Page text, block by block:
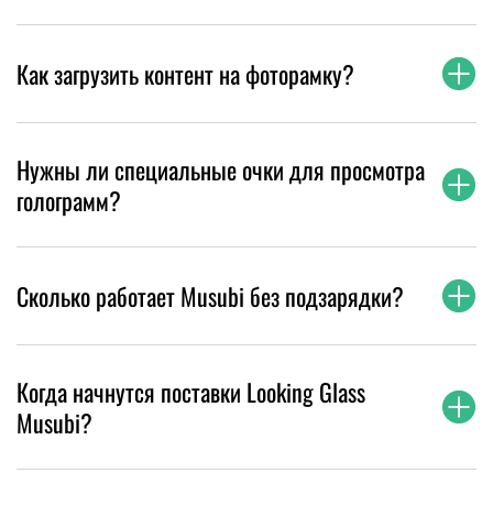
Как загрузить контент на фоторамку?
Нужны ли специальные очки для просмотра
голограмм?
Сколько работает Musubi без подзарядки?
Когда начнутся поставки Looking Glass
Musubi?